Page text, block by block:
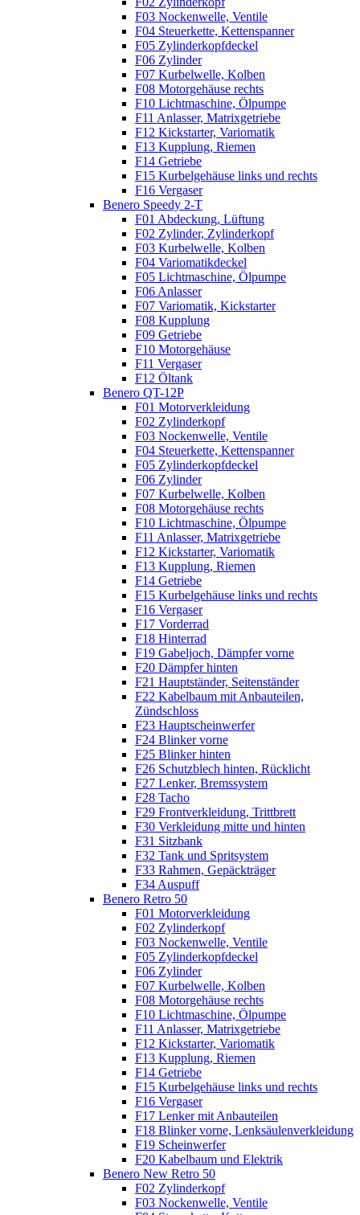
F03 Nockenwelle, Ventile
F04 Steuerkette, Kettenspanner
F05 Zylinderkopfdeckel
F06 Zylinder
F07 Kurbelwelle, Kolben
F08 Motorgehäuse rechts
F10 Lichtmaschine, Ölpumpe
F11 Anlasser, Matrixgetriebe
F12 Kickstarter, Variomatik
F13 Kupplung, Riemen
F14 Getriebe
F15 Kurbelgehäuse links und rechts
F16 Vergaser
Benero Speedy 2-T
F01 Abdeckung, Lüftung
F02 Zylinder, Zylinderkopf
F03 Kurbelwelle, Kolben
F04 Variomatikdeckel
F05 Lichtmaschine, Ölpumpe
F06 Anlasser
F07 Variomatik, Kickstarter
F08 Kupplung
F09 Getriebe
F10 Motorgehäuse
F11 Vergaser
F12 Öltank
Benero QT-12P
F01 Motorverkleidung
F02 Zylinderkopf
F03 Nockenwelle, Ventile
F04 Steuerkette, Kettenspanner
F05 Zylinderkopfdeckel
F06 Zylinder
F07 Kurbelwelle, Kolben
F08 Motorgehäuse rechts
F10 Lichtmaschine, Ölpumpe
F11 Anlasser, Matrixgetriebe
F12 Kickstarter, Variomatik
F13 Kupplung, Riemen
F14 Getriebe
F15 Kurbelgehäuse links und rechts
F16 Vergaser
F17 Vorderrad
F18 Hinterrad
F19 Gabeljoch, Dämpfer vorne
F20 Dämpfer hinten
F21 Hauptständer, Seitenständer
F22 Kabelbaum mit Anbauteilen,
Zündschloss
F23 Hauptscheinwerfer
F24 Blinker vorne
F25 Blinker hinten
F26 Schutzblech hinten, Rücklicht
F27 Lenker, Bremssystem
F28 Tacho
F29 Frontverkleidung, Trittbrett
F30 Verkleidung mitte und hinten
F31 Sitzbank
F32 Tank und Spritsystem
F33 Rahmen, Gepäckträger
F34 Auspuff
Benero Retro 50
F01 Motorverkleidung
F02 Zylinderkopf
F03 Nockenwelle, Ventile
F05 Zylinderkopfdeckel
F06 Zylinder
F07 Kurbelwelle, Kolben
F08 Motorgehäuse rechts
F10 Lichtmaschine, Ölpumpe
F11 Anlasser, Matrixgetriebe
F12 Kickstarter, Variomatik
F13 Kupplung, Riemen
F14 Getriebe
F15 Kurbelgehäuse links und rechts
F16 Vergaser
F17 Lenker mit Anbauteilen
F18 Blinker vorne, Lenksäulenverkleidung
F19 Scheinwerfer
F20 Kabelbaum und Elektrik
Benero New Retro 50
F02 Zylinderkopf
F03 Nockenwelle, Ventile